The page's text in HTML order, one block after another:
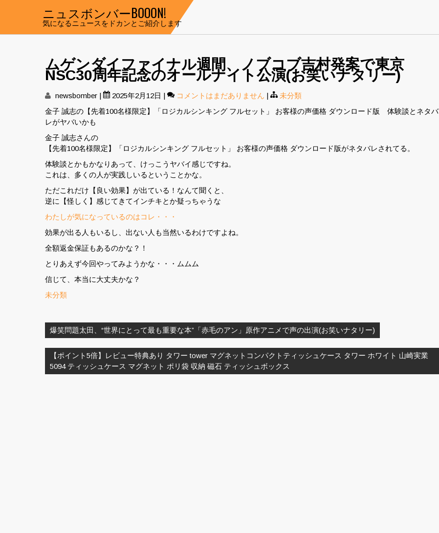
ニュスボンバーBOOON!
気になるニュースをドカンとご紹介します
ムゲンダイファイナル週間、ノブコブ吉村発案で東京
NSC30周年記念のオールナイト公演(お笑いナタリー)
newsbomber | 2025年2月12日 | コメントはまだありません |
未分類
金子 誠志の【先着100名様限定】「ロジカルシンキング フルセット」 お客様の声価格 ダウンロード版 体験談とネタバ
レがヤバいかも
金子 誠志さんの
【先着100名様限定】「ロジカルシンキング フルセット」 お客様の声価格 ダウンロード版がネタバレされてる。
体験談とかもかなりあって、けっこうヤバイ感じですね。
これは、多くの人が実践しいるということかな。
ただこれだけ【良い効果】が出ている！なんて聞くと、
逆に【怪しく】感じてきてインチキとか疑っちゃうな
わたしが気になっているのはコレ・・・
効果が出る人もいるし、出ない人も当然いるわけですよね。
全額返金保証もあるのかな？！
とりあえず今回やってみようかな・・・ムムム
信じて、本当に大丈夫かな？
未分類
稿
ナ
ビ
ゲ
ー
爆笑問題太田、“世界にとって最も重要な本”「赤毛のアン」原作アニメで声の出演(お笑いナタリー)
【ポイント5倍】レビュー特典あり タワー tower マグネットコンパクトティッシュケース タワー ホワイト 山崎実業
5094 ティッシュケース マグネット ポリ袋 収納 磁石 ティッシュボックス